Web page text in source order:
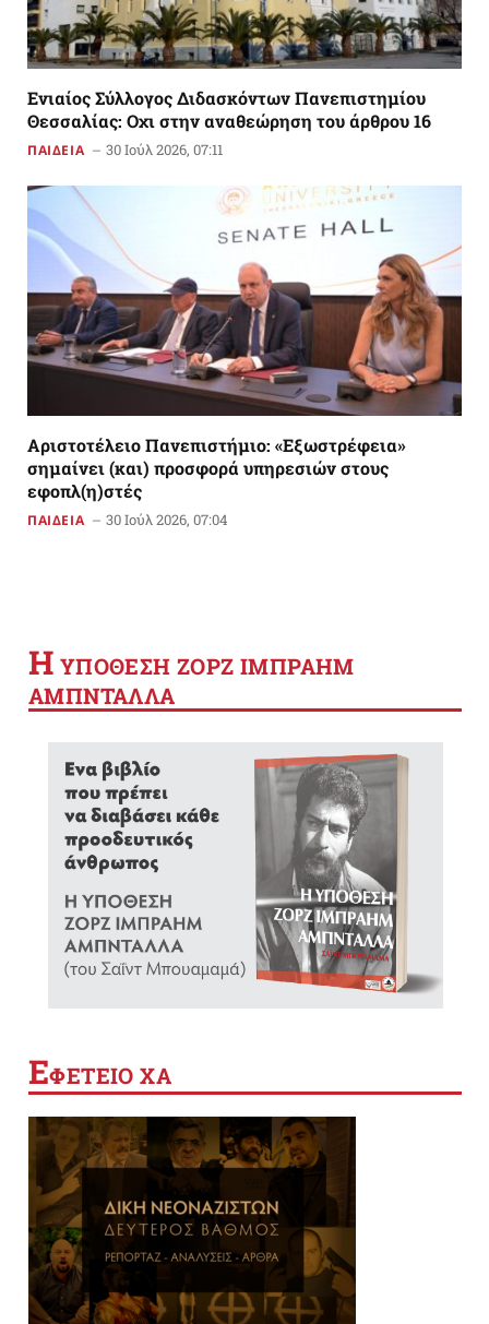
Ενιαίος Σύλλογος Διδασκόντων Πανεπιστημίου
Θεσσαλίας: Οχι στην αναθεώρηση του άρθρου 16
ΠΑΙΔΕΙΑ 30 Ιούλ 2026, 07:11
Αριστοτέλειο Πανεπιστήμιο: «Εξωστρέφεια»
σημαίνει (και) προσφορά υπηρεσιών στους
εφοπλ(η)στές
ΠΑΙΔΕΙΑ 30 Ιούλ 2026, 07:04
Η YΠΟΘΕΣΗ ΖΟΡΖ ΙΜΠΡΑΗΜ
ΑΜΠΝΤΑΛΛΑ
ΕΦΕΤΕΙΟ ΧΑ